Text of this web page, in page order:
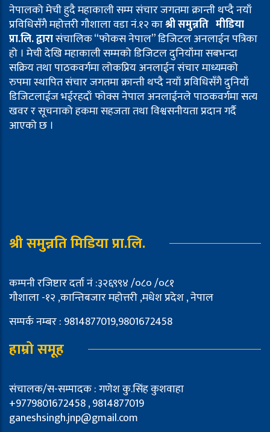
नेपालको मेची हुदै महाकाली सम्म संचार जगतमा क्रान्ती थप्दै नयाँ
प्रविधिसँगै महोत्तरी गौशाला वडा नं.१२ काश्री समुन्नति मीडिया
प्रा.लि. द्वारासंचालिक “फोकस नेपाल” डिजिटल अनलाईन पत्रिका
हो । मेची देखि महाकाली सम्मको डिजिटल दुनियाँमा सबभन्दा
सक्रिय तथा पाठकवर्गमा लोकप्रिय अनलाईन संचार माध्यमको
रुपमा स्थापित संचार जगतमा क्रान्ती थप्दै नयाँ प्रविधिसँगै दुनियाँ
डिजिटलाईज भईरहदाँ फोक्स नेपाल अनलाईनले पाठकवर्गमा सत्य
खवर र सूचनाको हकमा सहजता तथा विश्वसनीयता प्रदान गर्दै
आएको छ ।
श्री समुन्नति मिडिया प्रा.लि.
कम्पनी रजिष्टार दर्ता नं :३२६९९४ /०८० /०८१
गौशाला -१२ ,कान्तिबजार महोत्तरी ,मधेश प्रदेश , नेपाल
सम्पर्क नम्बर : 9814877019,9801672458
हाम्रो समूह
संचालक/स-सम्पादक : गणेश कु.सिंह कुशवाहा
+9779801672458 , 9814877019
ganeshsingh.jnp@gmail.com